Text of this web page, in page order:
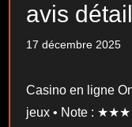
avis
17 décembre 2025
Casino en ligne
jeux • Note :